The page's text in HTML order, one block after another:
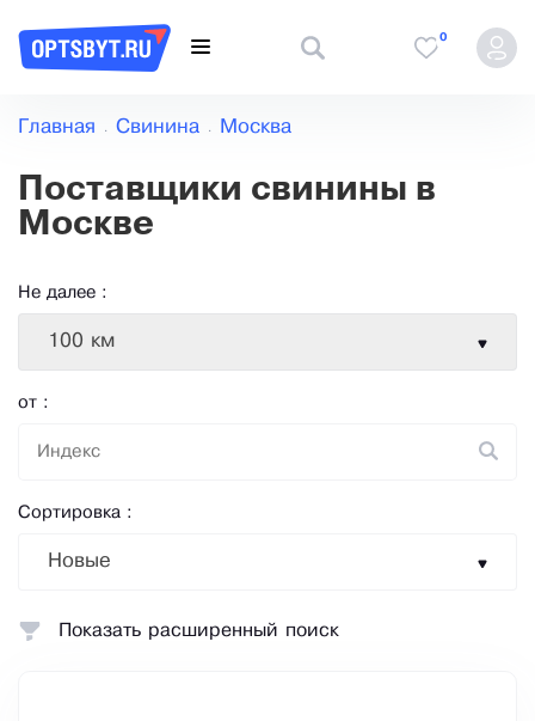
0
Главная Свинина Москва
Поставщики свинины в
Москве
Не далее :
100 км
от :
Сортировка :
Новые
Показать расширенный поиск